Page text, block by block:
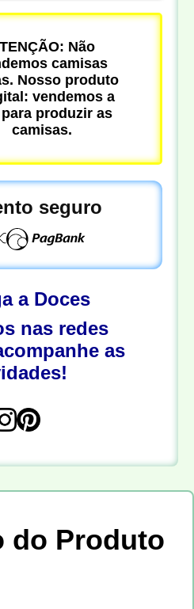
Não
camisas
Nosso produto
vendemos a
produzir as
camisas.
seguro
a Doces
nas redes
as
do Produto